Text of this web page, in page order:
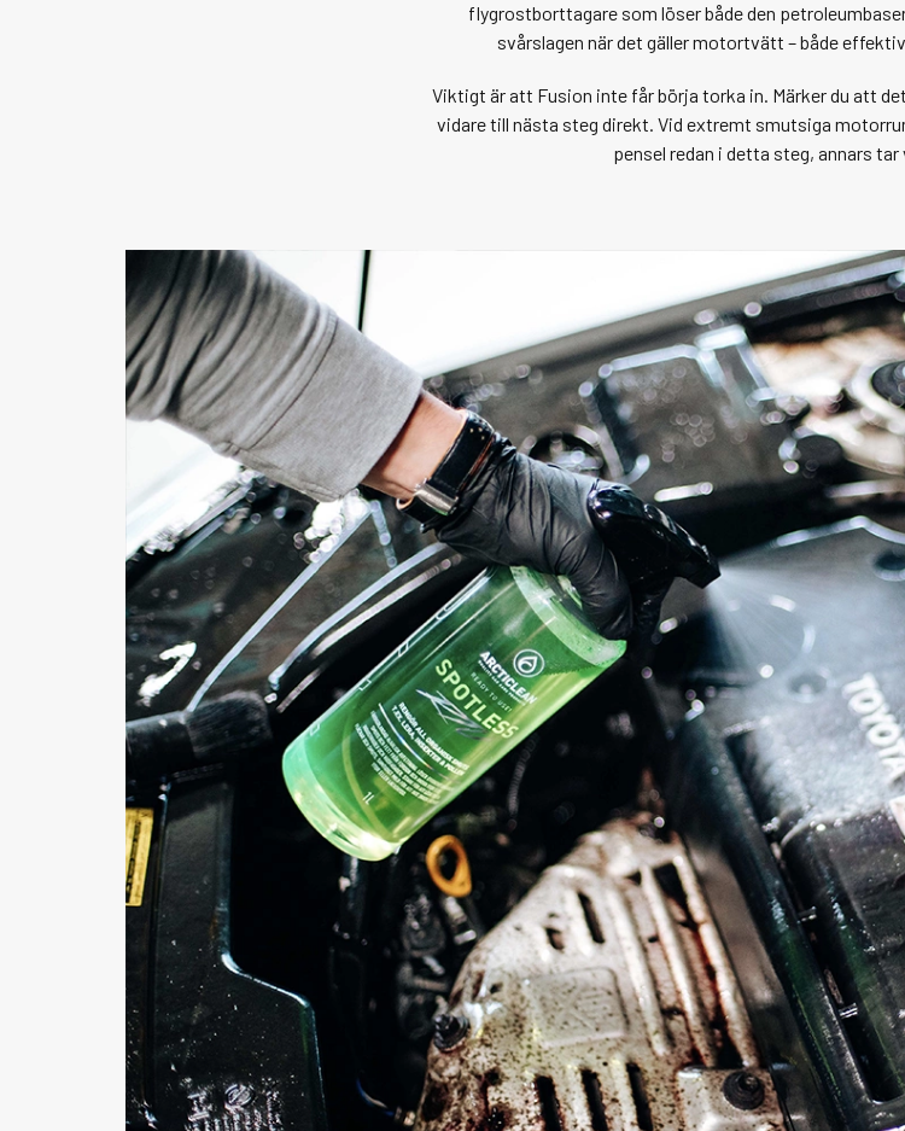
flygrostborttagare som löser både den
svårslagen när det gällermotortvätt – både
Viktigt är att Fusion inte får börja torka in. Märker du att
vidare till nästa steg direkt. Vid extremt smutsiga
pensel redan i detta steg, annars